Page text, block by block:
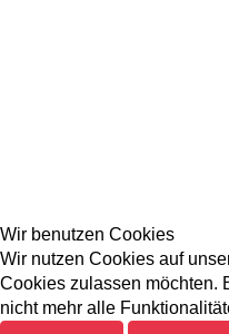
Wir benutzen Cookies
Wir nutzen Cookies auf
Cookies zulassen möchten.
nicht mehr alle